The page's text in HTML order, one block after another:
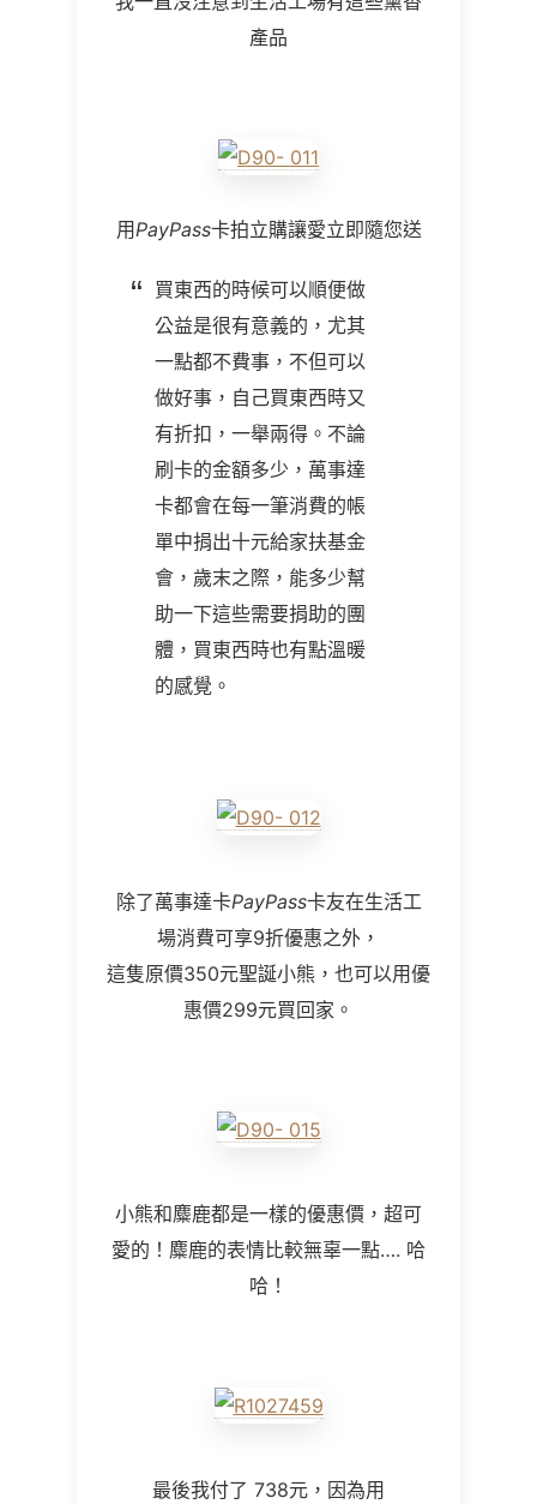
產品
用PayPass卡拍立購讓愛立即隨您送
買東西的時候可以順便做
公益是很有意義的，尤其
一點都不費事，不但可以
做好事，自己買東西時又
有折扣，一舉兩得。不論
刷卡的金額多少，萬事達
卡都會在每一筆消費的帳
單中捐出十元給家扶基金
會，歲末之際，能多少幫
助一下這些需要捐助的團
體，買東西時也有點溫暖
的感覺。
除了萬事達卡PayPass卡友在生活工
場消費可享9折優惠之外，
這隻原價350元聖誕小熊，也可以用優
惠價299元買回家。
小熊和麋鹿都是一樣的優惠價，超可
愛的！麋鹿的表情比較無辜一點…. 哈
哈！
最後我付了 738元，因為用